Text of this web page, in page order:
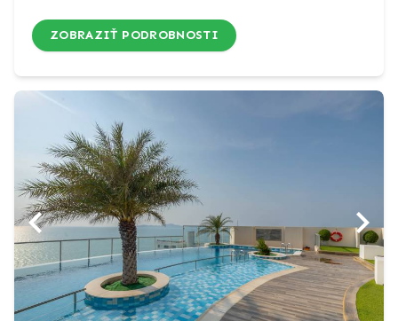
ZOBRAZIŤ PODROBNOSTI